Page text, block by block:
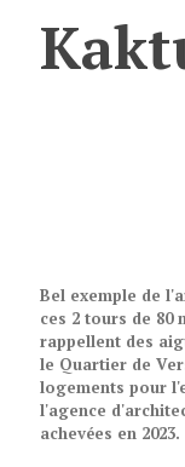
Bel exemple de
ces 2 tours de 80
rappellent des
le Quartier de
logements pour
l'agence
achevées en 2023.